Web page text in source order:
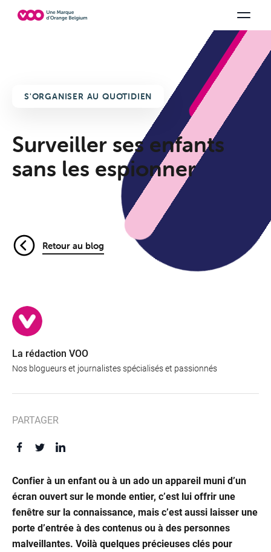
Offres
&
Voir tous les packs Be tv
S'ORGANISER AU QUOTIDIEN
Surveiller ses enfants
sans les espionner
Confier à un enfant ou à un ado un appareil muni d’un
écran ouvert sur le monde entier, c’est lui offrir une
fenêtre sur la connaissance, mais c’est aussi laisser une
porte d’entrée à des contenus ou à des personnes
malveillantes. Voilà quelques précieuses clés pour
Retour au blog
La rédaction VOO
Nos blogueurs et journalistes spécialisés et passionnés
PARTAGER